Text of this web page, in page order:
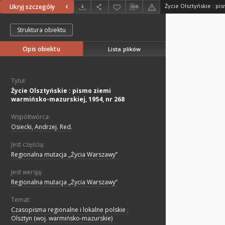
Ukryj szczegóły
Struktura obiektu
Opis obiektu Lista plików
Tytuł:
Życie Olsztyńskie : pismo ziemi
warmińsko-mazurskiej, 1954, nr 268
Współtwórca:
Osiecki, Andrzej. Red.
Jest częścią:
Regionalna mutacja „Życia Warszawy”
Jest wersją:
Regionalna mutacja „Życia Warszawy”
Temat:
Czasopisma regionalne i lokalne polskie ;
Olsztyn (woj. warmińsko-mazurskie)